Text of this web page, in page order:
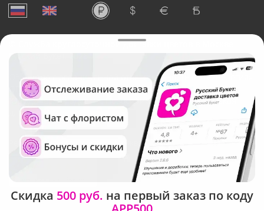
Служба круглосуточной доставки цветов в Москве
Русский Букет, 2026
Общество с ограниченной ответственностью «Технология»
ОГРН: 1195476081745, ИНН: 5410081997
Юридический адрес: г. Новосибирск, ул. Ипподромская,
д.42, оф. 3
Рейтинг Русского букета в г. Москва
Скидка 500 руб. на первый заказ по коду